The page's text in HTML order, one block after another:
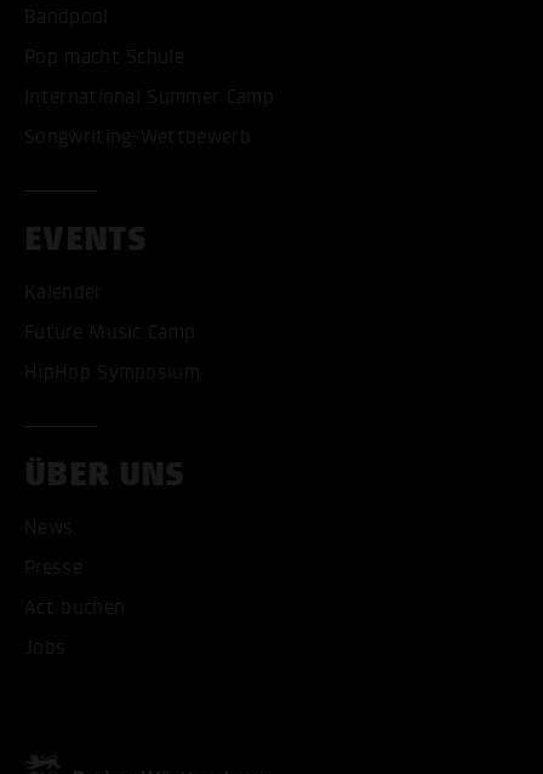
Bandpool
Pop macht Schule
International Summer Camp
Songwriting-Wettbewerb
EVENTS
Kalender
Future Music Camp
HipHop Symposium
ÜBER UNS
News
Presse
Act buchen
Jobs